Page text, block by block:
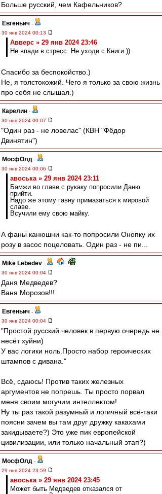
Больше русский, чем Кафельников?
Евгеньич -
30 янв 2024 00:13
Авверс » 29 янв 2024 23:46
Не впади в стресс. Не уходи с Книги.))
Спасибо за беспокойство.)
Не, я толстокожий. Чего я только за свою жизнь
про себя не слышал.)
Карелин -
30 янв 2024 00:07
"Один раз - не ловелас" (КВН "Фёдор
Двинятин")
МосфОлд -
30 янв 2024 00:06
авоська » 29 янв 2024 23:11
Бамжи во главе с рукаку попросили Даню
прийти.
Надо же этому гавну примазаться к мировой
славе.
Всучили ему свою майку.
А фаны канюшни как-то попросили Онопку их
розу в засос поцеловать. Один раз - не пи...
Mike Lebedev -
30 янв 2024 00:04
Даня Медведев?
Ваня Морозов!!!
Евгеньич -
30 янв 2024 00:04
"Простой русский человек в первую очередь не
несёт хуйни)
У вас логики ноль.Просто набор героических
штампов с дивана."
Всё, сдаюсь! Против таких железных
аргументов не попрешь. Ты просто порвал
меня своим могучим интеллектом!
Ну ты раз такой разумный и логичный всё-таки
поясни зачем вы там друг дружку какахами
закидываете?) Это уже пик европейской
цивилизации, или только начальный этап?)
МосфОлд -
29 янв 2024 23:59
авоська » 29 янв 2024 23:45
Может быть Медведев отказался от